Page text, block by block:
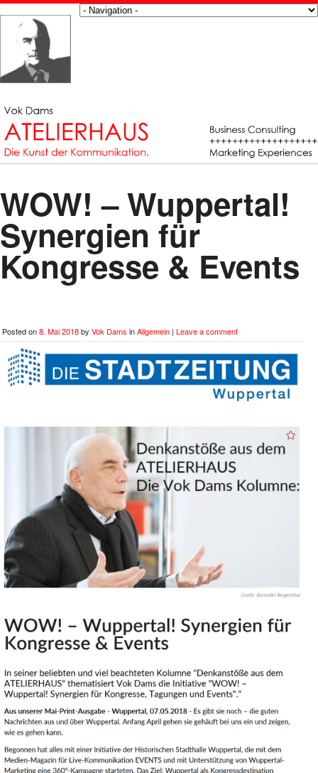
WOW! – Wuppertal!
Synergien für
Kongresse & Events
Posted on8. Mai 2018by Vok Dams inAllgemein | Leave a comment